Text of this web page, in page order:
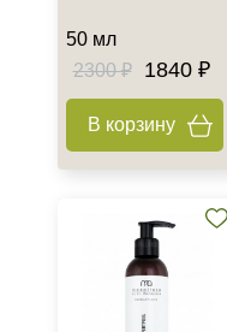
50 мл
2300 ₽
1840 ₽
В корзину